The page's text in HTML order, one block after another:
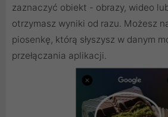
zaznaczyć obiekt - obrazy, wideo
otrzymasz wyniki od razu. Możesz
piosenkę, którą słyszysz w danym
przełączania aplikacji.